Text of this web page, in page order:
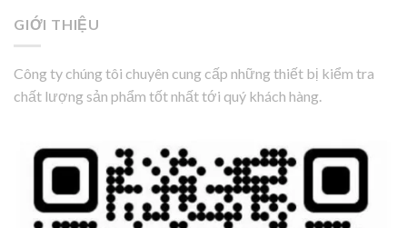
GIỚI THIỆU
Công ty chúng tôi chuyên cung cấp những thiết bị kiểm tra
chất lượng sản phẩm tốt nhất tới quý khách hàng.